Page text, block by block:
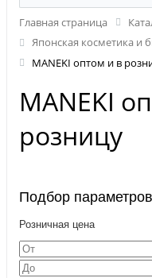
Главная страница
Японская косметика и
MANEKI оптом и в
MANEKI
розницу
Подбор параметров
Розничная цена